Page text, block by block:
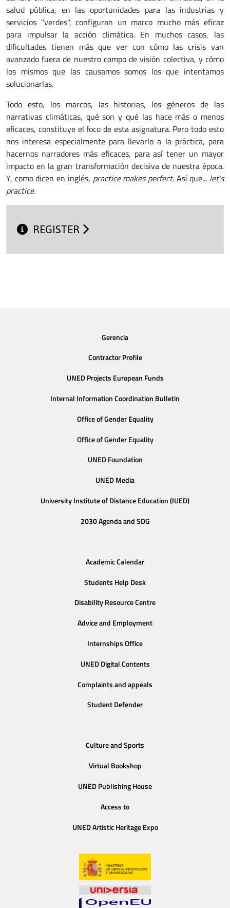
salud pública, en las oportunidades para las industrias y
servicios "verdes", configuran un marco mucho más eficaz
para impulsar la acción climática. En muchos casos, las
dificultades tienen más que ver con cómo las crisis van
avanzado fuera de nuestro campo de visión colectiva, y cómo
los mismos que las causamos somos los que intentamos
solucionarlas.
Todo esto, los marcos, las historias, los géneros de las
narrativas climáticas, qué son y qué las hace más o menos
eficaces, constituye el foco de esta asignatura. Pero todo esto
nos interesa especialmente para llevarlo a la práctica, para
hacernos narradores más eficaces, para así tener un mayor
impacto en la gran transformación decisiva de nuestra época.
Y, como dicen en inglés, practice makes perfect. Así que... let's
practice.
REGISTER
Gerencia
Contractor Profile
UNED Projects European Funds
Internal Information Coordination Bulletin
Office of Gender Equality
Office of Gender Equality
UNED Foundation
UNED Media
University Institute of Distance Education (IUED)
2030 Agenda and SDG
Academic Calendar
Students Help Desk
Disability Resource Centre
Advice and Employment
Internships Office
UNED Digital Contents
Complaints and appeals
Student Defender
Culture and Sports
Virtual Bookshop
UNED Publishing House
Access to
UNED Artistic Heritage Expo